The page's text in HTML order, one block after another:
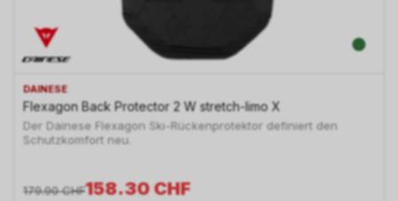
DAINESE
Flexagon Back Protector 2 W stretch-limo X
Der Dainese Flexagon Ski-Rückenprotektor definiert den
Schutzkomfort neu.
158.30CHF
179.90 CHF